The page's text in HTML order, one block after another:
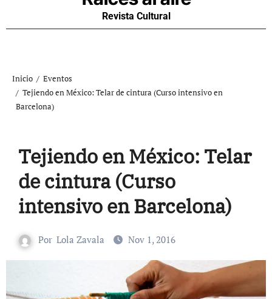
Revista Cultural
Inicio
Eventos
Tejiendo en México: Telar de cintura (Curso intensivo en
Barcelona)
Tejiendo en México: Telar
de cintura (Curso
intensivo en Barcelona)
Por Lola Zavala Nov 1, 2016